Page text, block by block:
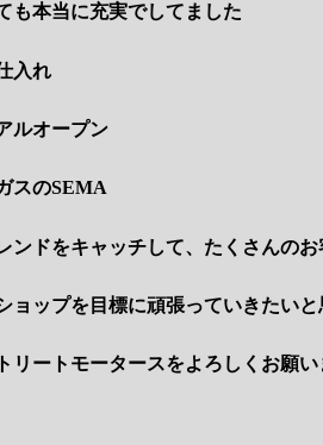
も本当に充実でしてました
入れ
ルオープン
スのSEMA
ンドをキャッチして、たくさんの
ョップを目標に頑張っていきたい
リートモータースをよろしくお願い